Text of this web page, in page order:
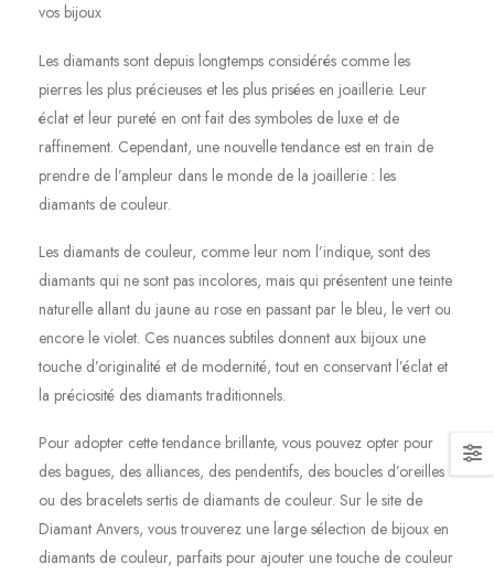
vos bijoux
Les diamants sont depuis longtemps considérés comme les
pierres les plus précieuses et les plus prisées en joaillerie. Leur
éclat et leur pureté en ont fait des symboles de luxe et de
raffinement. Cependant, une nouvelle tendance est en train de
prendre de l’ampleur dans le monde de la joaillerie : les
diamants de couleur.
Les diamants de couleur, comme leur nom l’indique, sont des
diamants qui ne sont pas incolores, mais qui présentent une teinte
naturelle allant du jaune au rose en passant par le bleu, le vert ou
encore le violet. Ces nuances subtiles donnent aux bijoux une
touche d’originalité et de modernité, tout en conservant l’éclat et
la préciosité des diamants traditionnels.
Pour adopter cette tendance brillante, vous pouvez opter pour
des bagues, des alliances, des pendentifs, des boucles d’oreilles
ou des bracelets sertis de diamants de couleur. Sur le site de
Diamant Anvers, vous trouverez une large sélection de bijoux en
diamants de couleur, parfaits pour ajouter une touche de couleur